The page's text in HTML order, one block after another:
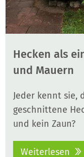
Hecken als
und Mauern
Jeder kennt sie,
geschnittene
und kein Zaun?
Weiterlesen